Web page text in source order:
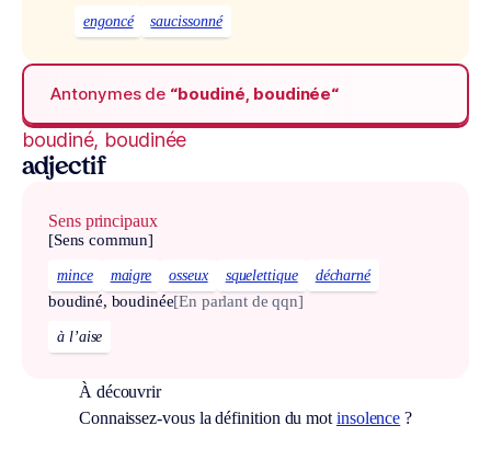
engoncé saucissonné
Antonymes de “boudiné, boudinée“
boudiné, boudinée
adjectif
Sens principaux
[Sens commun]
mince maigre osseux squelettique décharné
boudiné, boudinée[En parlant de qqn]
à l’aise
À découvrir
Connaissez-vous la définition du mot insolence ?